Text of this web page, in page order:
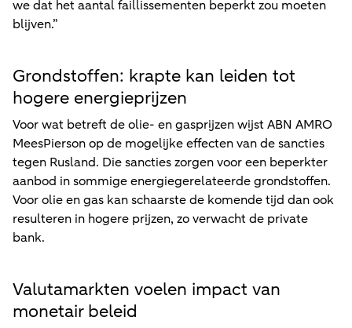
we dat het aantal faillissementen beperkt zou moeten
blijven.”
Grondstoffen: krapte kan leiden tot
hogere energieprijzen
Voor wat betreft de olie- en gasprijzen wijst ABN AMRO
MeesPierson op de mogelijke effecten van de sancties
tegen Rusland. Die sancties zorgen voor een beperkter
aanbod in sommige energiegerelateerde grondstoffen.
Voor olie en gas kan schaarste de komende tijd dan ook
resulteren in hogere prijzen, zo verwacht de private
bank.
Valutamarkten voelen impact van
monetair beleid